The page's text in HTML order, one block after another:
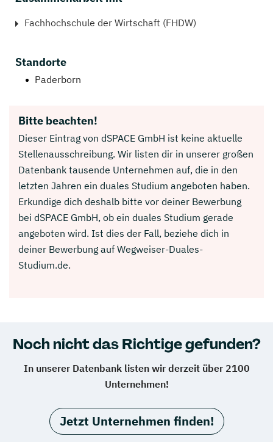
Fachhochschule der Wirtschaft (FHDW)
Standorte
Paderborn
Bitte beachten!
Dieser Eintrag von dSPACE GmbH ist keine aktuelle
Stellenausschreibung. Wir listen dir in unserer großen
Datenbank tausende Unternehmen auf, die in den
letzten Jahren ein duales Studium angeboten haben.
Erkundige dich deshalb bitte vor deiner Bewerbung
bei dSPACE GmbH, ob ein duales Studium gerade
angeboten wird. Ist dies der Fall, beziehe dich in
deiner Bewerbung auf Wegweiser-Duales-
Studium.de.
Noch nicht das Richtige gefunden?
In unserer Datenbank listen wir derzeit über 2100
Unternehmen!
Jetzt Unternehmen finden!